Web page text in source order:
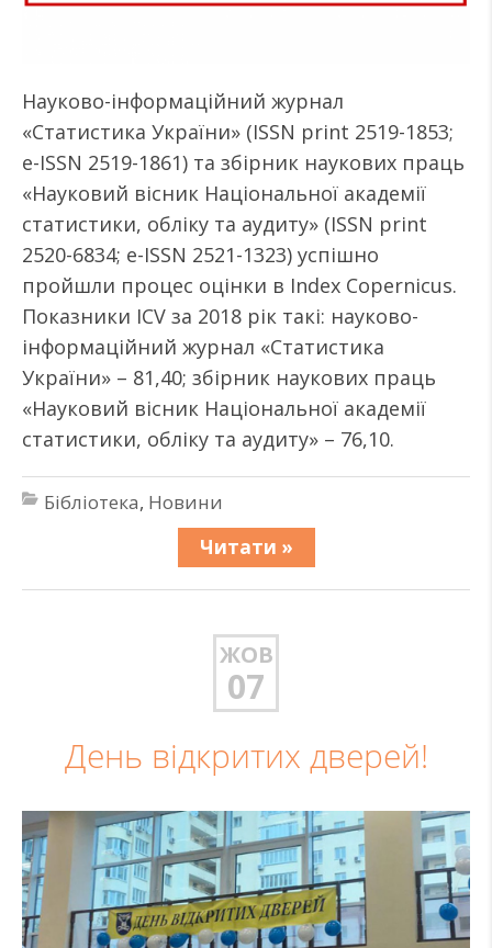
Науково-інформаційний журнал
«Статистика України» (ISSN print 2519-1853;
e-ISSN 2519-1861) та збірник наукових праць
«Науковий вісник Національної академії
статистики, обліку та аудиту» (ISSN print
2520-6834; е-ISSN 2521-1323) успішно
пройшли процес оцінки в Index Copernicus.
Показники ICV за 2018 рік такі: науково-
інформаційний журнал «Статистика
України» – 81,40; збірник наукових праць
«Науковий вісник Національної академії
статистики, обліку та аудиту» – 76,10.
Бібліотека, Новини
Читати »
ЖОВ
07
День відкритих дверей!